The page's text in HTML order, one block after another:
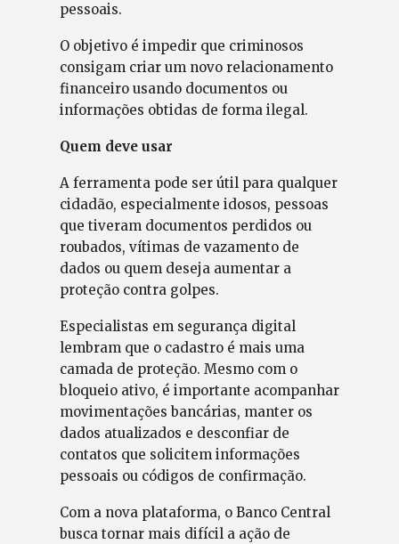
pessoais.
O objetivo é impedir que criminosos
consigam criar um novo relacionamento
financeiro usando documentos ou
informações obtidas de forma ilegal.
Quem deve usar
A ferramenta pode ser útil para qualquer
cidadão, especialmente idosos, pessoas
que tiveram documentos perdidos ou
roubados, vítimas de vazamento de
dados ou quem deseja aumentar a
proteção contra golpes.
Especialistas em segurança digital
lembram que o cadastro é mais uma
camada de proteção. Mesmo com o
bloqueio ativo, é importante acompanhar
movimentações bancárias, manter os
dados atualizados e desconfiar de
contatos que solicitem informações
pessoais ou códigos de confirmação.
Com a nova plataforma, o Banco Central
busca tornar mais difícil a ação de